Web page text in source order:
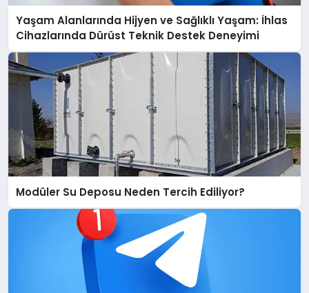
Yaşam Alanlarında Hijyen ve Sağlıklı Yaşam: İhlas
Cihazlarında Dürüst Teknik Destek Deneyimi
Modüler Su Deposu Neden Tercih Ediliyor?